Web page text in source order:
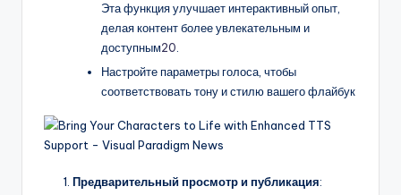
Эта функция улучшает интерактивный опыт,
делая контент более увлекательным и
доступным20
Настройте параметры голоса, чтобы
соответствовать тону и стилю вашего флайбук
Предварительный просмотр и публикация: